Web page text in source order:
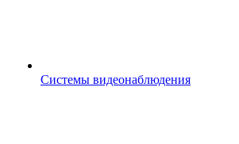
Системы видеонаблюдения